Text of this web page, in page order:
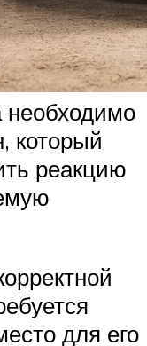
необходимо
который
реакцию
для его